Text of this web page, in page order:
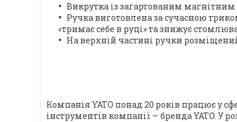
Викрутка із загартованим
Ручка виготовлена за сучасною
«тримає себе в руці» та знижує
На верхній частині ручки
Компанія YATO понад 20 років працює у
інструментів компанії — бренда YATO. У